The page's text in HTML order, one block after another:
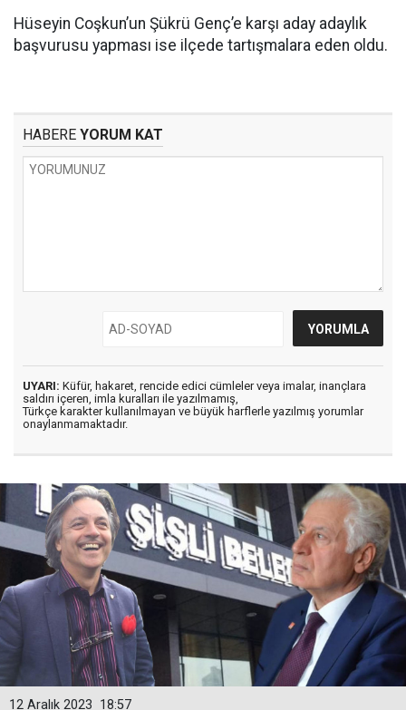
Hüseyin Coşkun’un Şükrü Genç’e karşı aday adaylık
başvurusu yapması ise ilçede tartışmalara eden oldu.
HABERE YORUM KAT
UYARI: Küfür, hakaret, rencide edici cümleler veya imalar, inançlara
saldırı içeren, imla kuralları ile yazılmamış,
Türkçe karakter kullanılmayan ve büyük harflerle yazılmış yorumlar
onaylanmamaktadır.
18:57
12 Aralık 2023